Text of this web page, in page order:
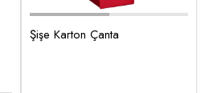
Şişe Karton Çanta